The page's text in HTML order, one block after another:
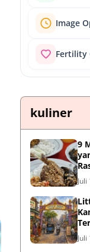
Image
Fertility
kuliner
9